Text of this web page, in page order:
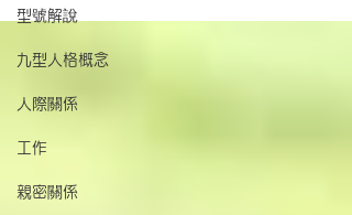
型號解說
九型人格概念
人際關係
工作
親密關係